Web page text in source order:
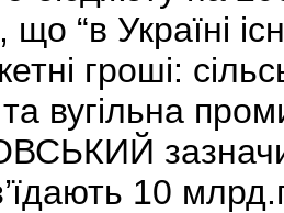
“в Україні
гроші:
вугільна
10